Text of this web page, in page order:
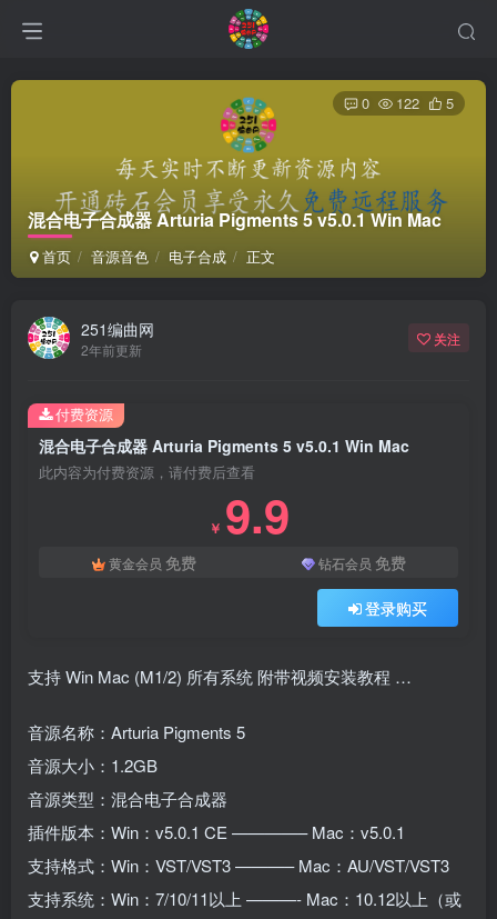
混合电子合成器 Arturia Pigments 5 v5.0.1 Win Mac
首页 音源音色 电子合成 正文
0 122 5
251编曲网
2年前更新
关注
混合电子合成器 Arturia Pigments 5 v5.0.1 Win Mac
此内容为付费资源，请付费后查看
￥ 9.9
黄金会员 免费 钻石会员 免费
登录购买
付费资源
支持 Win Mac (M1/2) 所有系统 附带视频安装教程 …
音源名称：Arturia Pigments 5
音源大小：1.2GB
音源类型：混合电子合成器
插件版本：Win：v5.0.1 CE ————– Mac：v5.0.1
支持格式：Win：VST/VST3 ———– Mac：AU/VST/VST3
支持系统：Win：7/10/11以上 ———- Mac：10.12以上（或